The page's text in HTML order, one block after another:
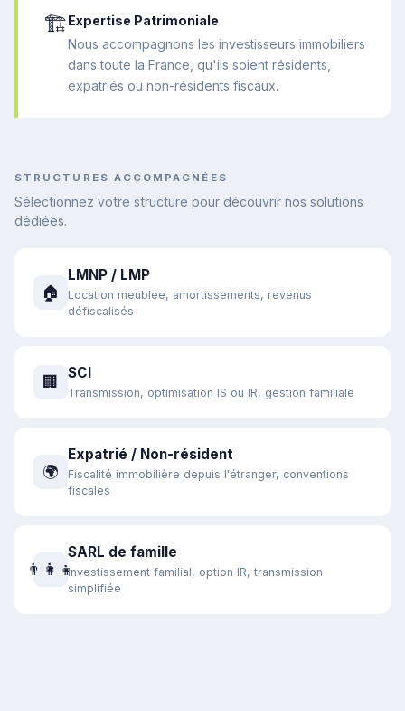
🏗️Expertise Patrimoniale
Nous accompagnons les investisseurs immobiliers
dans toute la France, qu'ils soient résidents,
expatriés ou non-résidents fiscaux.
STRUCTURES ACCOMPAGNÉES
Sélectionnez votre structure pour découvrir nos solutions
dédiées.
🏠
LMNP / LMP
Location meublée, amortissements, revenus
défiscalisés
🏢 SCI
Transmission, optimisation IS ou IR, gestion familiale
🌍
Expatrié / Non-résident
Fiscalité immobilière depuis l'étranger, conventions
fiscales
👨‍👩‍👧
SARL de famille
Investissement familial, option IR, transmission
simplifiée